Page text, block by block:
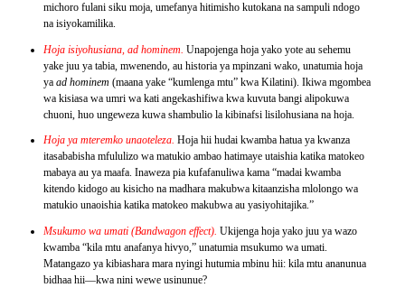
michoro fulani siku moja, umefanya hitimisho kutokana na sampuli ndogo
na isiyokamilika.
Hoja isiyohusiana, ad hominem. Unapojenga hoja yako yote au sehemu
yake juu ya tabia, mwenendo, au historia ya mpinzani wako, unatumia hoja
ya ad hominem (maana yake “kumlenga mtu” kwa Kilatini). Ikiwa mgombea
wa kisiasa wa umri wa kati angekashifiwa kwa kuvuta bangi alipokuwa
chuoni, huo ungeweza kuwa shambulio la kibinafsi lisilohusiana na hoja.
Hoja ya mteremko unaoteleza. Hoja hii hudai kwamba hatua ya kwanza
itasababisha mfululizo wa matukio ambao hatimaye utaishia katika matokeo
mabaya au ya maafa. Inaweza pia kufafanuliwa kama “madai kwamba
kitendo kidogo au kisicho na madhara makubwa kitaanzisha mlolongo wa
matukio unaoishia katika matokeo makubwa au yasiyohitajika.”
Msukumo wa umati (Bandwagon effect). Ukijenga hoja yako juu ya wazo
kwamba “kila mtu anafanya hivyo,” unatumia msukumo wa umati.
Matangazo ya kibiashara mara nyingi hutumia mbinu hii: kila mtu ananunua
bidhaa hii—kwa nini wewe usinunue?